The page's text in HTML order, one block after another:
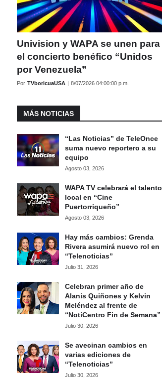
Univision y WAPA se unen para
el concierto benéfico “Unidos
por Venezuela”
Por TVboricuaUSA | 8/07/2026 04:00:00 p.m.
MÁS NOTICIAS
“Las Noticias” de TeleOnce
suma nuevo reportero a su
equipo
Agosto 03, 2026
WAPA TV celebrará el talento
local en “Cine
Puertorriqueño”
Agosto 03, 2026
Hay más cambios: Grenda
Rivera asumirá nuevo rol en
“Telenoticias”
Julio 31, 2026
Celebran primer año de
Alanis Quiñones y Kelvin
Meléndez al frente de
“NotiCentro Fin de Semana”
Julio 30, 2026
Se avecinan cambios en
varias ediciones de
“Telenoticias”
Julio 30, 2026